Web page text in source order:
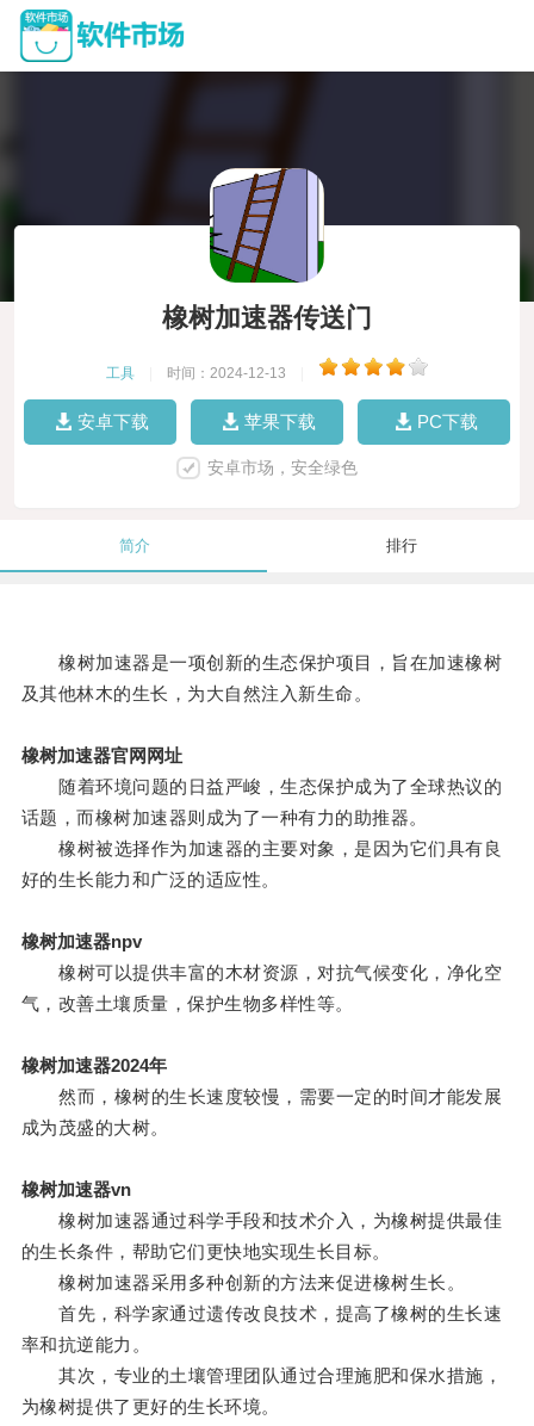
橡树加速器传送门
工具 时间：2024-12-13
安卓下载 苹果下载 PC下载
安卓市场，安全绿色
简介 排行
橡树加速器是一项创新的生态保护项目，旨在加速橡树
及其他林木的生长，为大自然注入新生命。
橡树加速器官网网址
随着环境问题的日益严峻，生态保护成为了全球热议的
话题，而橡树加速器则成为了一种有力的助推器。
橡树被选择作为加速器的主要对象，是因为它们具有良
好的生长能力和广泛的适应性。
橡树加速器npv
橡树可以提供丰富的木材资源，对抗气候变化，净化空
气，改善土壤质量，保护生物多样性等。
橡树加速器2024年
然而，橡树的生长速度较慢，需要一定的时间才能发展
成为茂盛的大树。
橡树加速器vn
橡树加速器通过科学手段和技术介入，为橡树提供最佳
的生长条件，帮助它们更快地实现生长目标。
橡树加速器采用多种创新的方法来促进橡树生长。
首先，科学家通过遗传改良技术，提高了橡树的生长速
率和抗逆能力。
其次，专业的土壤管理团队通过合理施肥和保水措施，
为橡树提供了更好的生长环境。